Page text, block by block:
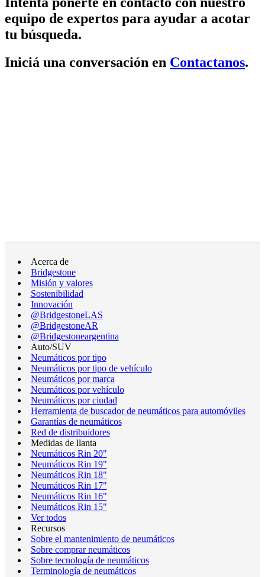
equipo de expertos para ayudar a acotar
tu búsqueda.
Iniciá una conversación en Contactanos.
Acerca de
Bridgestone
Misión y valores
Sostenibilidad
Innovación
@BridgestoneLAS
@BridgestoneAR
@Bridgestoneargentina
Auto/SUV
Neumáticos por tipo
Neumáticos por tipo de vehículo
Neumáticos por marca
Neumáticos por vehículo
Neumáticos por ciudad
Herramienta de buscador de neumáticos para automóviles
Garantías de neumáticos
Red de distribuidores
Medidas de llanta
Neumáticos Rin 20"
Neumáticos Rin 19"
Neumáticos Rin 18"
Neumáticos Rin 17"
Neumáticos Rin 16"
Neumáticos Rin 15"
Ver todos
Recursos
Sobre el mantenimiento de neumáticos
Sobre comprar neumáticos
Sobre tecnología de neumáticos
Terminología de neumáticos